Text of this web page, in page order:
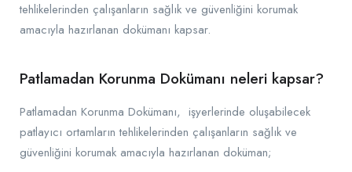
tehlikelerinden çalışanların sağlık ve güvenliğini korumak
amacıyla hazırlanan dokümanı kapsar.
Patlamadan Korunma Dokümanı neleri kapsar?
Patlamadan Korunma Dokümanı, işyerlerinde oluşabilecek
patlayıcı ortamların tehlikelerinden çalışanların sağlık ve
güvenliğini korumak amacıyla hazırlanan doküman;